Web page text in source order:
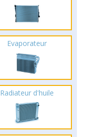
Evaporateur
Radiateur d'huile